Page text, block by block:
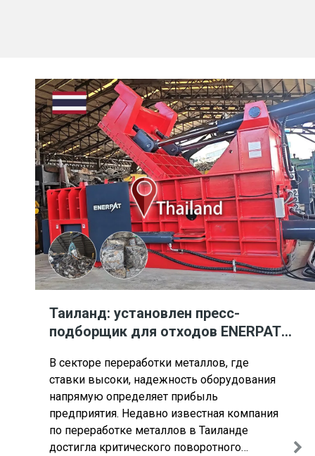
Таиланд: установлен пресс-
подборщик для отходов ENERPAT
стали.
В секторе переработки металлов, где
ставки высоки, надежность оборудования
напрямую определяет прибыль
предприятия. Недавно известная компания
по переработке металлов в Таиланде
достигла критического поворотного